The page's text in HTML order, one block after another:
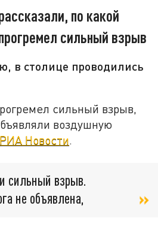
по какой
сильный взрыв
в столице проводились
сильный взрыв,
воздушную
РИА Новости.
сильный взрыв.
не объявлена,